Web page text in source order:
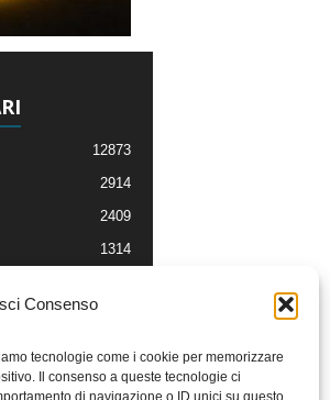
Consenso
tecnologie come i cookie per memorizzare
Il consenso a queste tecnologie ci
di navigazione o ID unici su questo
12873
2914
2409
1314